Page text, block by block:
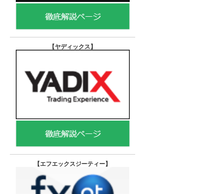
【ヤディックス 】
【エフエックスジーティー】